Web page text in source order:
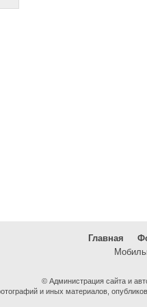
Главная
© Администрация сайта и
и иных материалов,